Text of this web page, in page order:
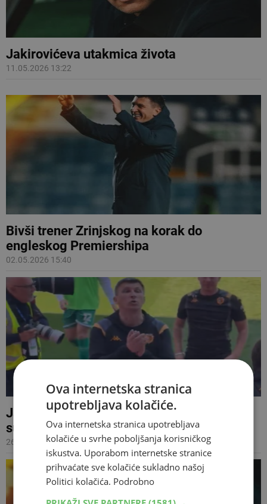
Jakirovićeva utakmica života
11.05.2026 13:22
Bivši trener Zrinjskog na korak do
engleskog Premiershipa
02.05.2026 15:40
Jakirović nakon poraza Hull Cityja ušao u
sukob s navijačem: “Želiš da odem?”
26.04.2026 14:20
Ova internetska stranica
upotrebljava kolačiće.
Ova internetska stranica upotrebljava
kolačiće u svrhe poboljšanja korisničkog
iskustva. Uporabom internetske stranice
prihvaćate sve kolačiće sukladno našoj
Politici kolačića. Podrobno